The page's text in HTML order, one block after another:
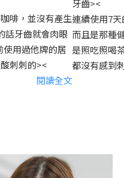
啡，並沒有產生
話牙齒就會肉眼
用過他牌的居
刺刺的><
閱讀全文
牙齒><
連續使用7
而且是那種
是照吃照喝
都沒有感到